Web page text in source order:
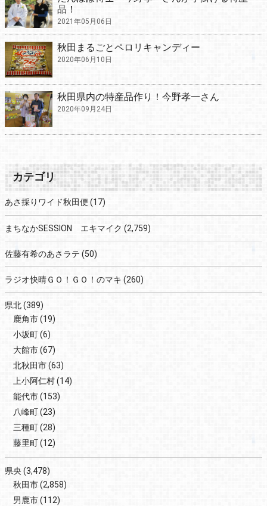
品！
2021年05月06日
秋田まるごとペロリキャンディー
2020年06月10日
秋田県内の特産品作り！今野孝一さん
2020年09月24日
カテゴリ
あさ採りワイド秋田便 (17)
まちなかSESSION エキマイク (2,759)
佐藤有希のあさラテ (50)
ラジオ快晴ＧＯ！ＧＯ！のマキ (260)
県北(389)
鹿角市(19)
小坂町(6)
大館市(67)
北秋田市(63)
上小阿仁村(14)
能代市(153)
八峰町(23)
三種町(28)
藤里町(12)
県央 (3,478)
秋田市(2,858)
男鹿市(112)